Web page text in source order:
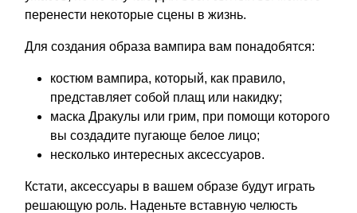
перенести некоторые сцены в жизнь.
Для создания образа вампира вам понадобятся:
костюм вампира, который, как правило,
представляет собой плащ или накидку;
маска Дракулы или грим, при помощи которого
вы создадите пугающе белое лицо;
несколько интересных аксессуаров.
Кстати, аксессуары в вашем образе будут играть
решающую роль. Наденьте вставную челюсть